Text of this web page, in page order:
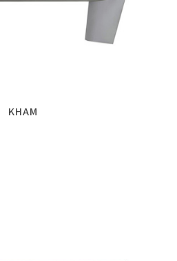
KHAM